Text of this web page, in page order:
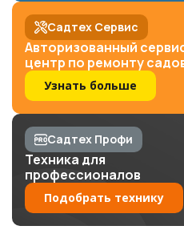
Садтех Сервис
Авторизованный
центр по ремонту
Узнать больше
Садтех Профи
Техника для
профессионалов
Подобрать технику